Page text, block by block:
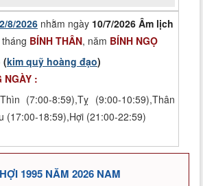
8/2026 nhằm ngày 10/7/2026 Âm lịch
tháng BÍNH THÂN, năm BÍNH NGỌ
(kim quỹ hoàng đạo)
NGÀY :
(7:00-8:59),Tỵ (9:00-10:59),Thân
(17:00-18:59),Hợi (21:00-22:59)
1995 NĂM 2026 NAM